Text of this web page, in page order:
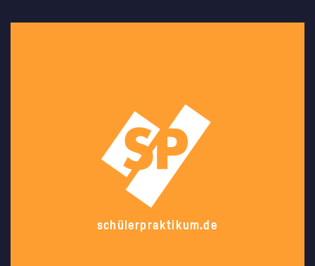
schülerpraktikum.de